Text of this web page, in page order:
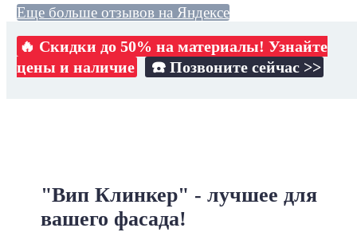
Еще больше отзывов на Яндексе
🔥 Скидки до 50% на материалы! Узнайте
цены и наличие
☎️ Позвоните сейчас >>
"Вип Клинкер" - лучшее для
вашего фасада!